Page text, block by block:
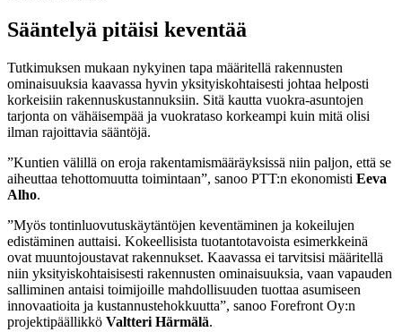
Sääntelyä pitäisi keventää
Tutkimuksen mukaan nykyinen tapa määritellä rakennusten
ominaisuuksia kaavassa hyvin yksityiskohtaisesti johtaa helposti
korkeisiin rakennuskustannuksiin. Sitä kautta vuokra-asuntojen
tarjonta on vähäisempää ja vuokrataso korkeampi kuin mitä olisi
ilman rajoittavia sääntöjä.
”Kuntien välillä on eroja rakentamismääräyksissä niin paljon, että se
aiheuttaa tehottomuutta toimintaan”, sanoo PTT:n ekonomisti Eeva
Alho.
”Myös tontinluovutuskäytäntöjen keventäminen ja kokeilujen
edistäminen auttaisi. Kokeellisista tuotantotavoista esimerkkeinä
ovat muuntojoustavat rakennukset. Kaavassa ei tarvitsisi määritellä
niin yksityiskohtaisisesti rakennusten ominaisuuksia, vaan vapauden
salliminen antaisi toimijoille mahdollisuuden tuottaa asumiseen
innovaatioita ja kustannustehokkuutta”, sanoo Forefront Oy:n
projektipäällikkö Valtteri Härmälä.